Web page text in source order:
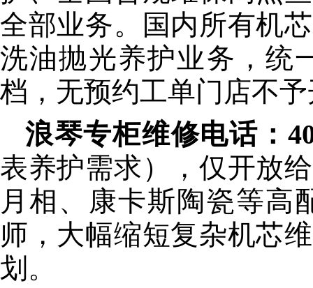
全部业务。国内所有机
洗油抛光养护业务，统
档，无预约工单门店不
浪琴专柜维修电话：
表养护需求），仅开放
月相、康卡斯陶瓷等高
师，大幅缩短复杂机芯
划。